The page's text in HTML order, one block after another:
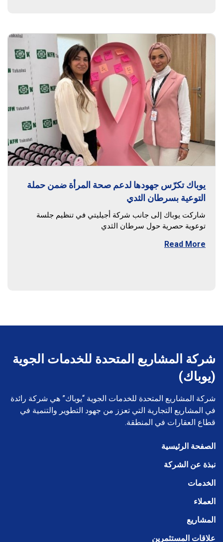
يوباك تكرّس جهودها لدعم صحة المرأة ضمن حملة
التوعية بسرطان الثدي
شاركت يوباك إلى جانب شركة أجيليتي في تنظيم جلسة
توعوية حصرية حول سرطان الثدي
Read More
شركة المشاريع المتحدة للخدمات الجوية
(يوباك)
شركة المشاريع المتحدة للخدمات الجوية “يوباك” هي شركة رائدة
في المشاريع التجارية التي تعزز من جهود التطوير والتنمية في
قطاع العقارات في المنطقة.
الصفحة الرئيسية
نبذة عن الشركة
الخدمات
العملاء
المشاريع
علاقات المستثمرين